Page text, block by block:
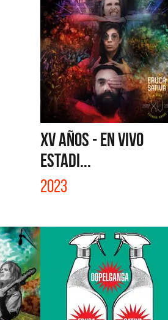
XV AÑOS - EN VIVO
ESTADI...
2023